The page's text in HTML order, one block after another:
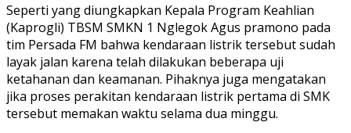
Seperti yang diungkapkan Kepala Program Keahlian
(Kaprogli) TBSM SMKN 1 Nglegok Agus pramono pada
tim Persada FM bahwa kendaraan listrik tersebut sudah
layak jalan karena telah dilakukan beberapa uji
ketahanan dan keamanan. Pihaknya juga mengatakan
jika proses perakitan kendaraan listrik pertama di SMK
tersebut memakan waktu selama dua minggu.